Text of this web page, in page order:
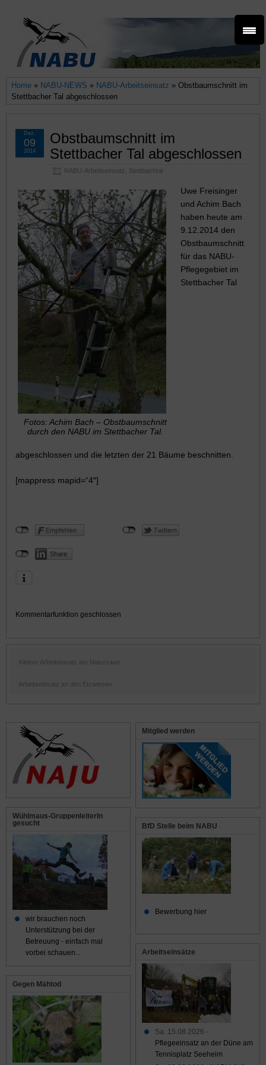
Home » NABU-NEWS » NABU-Arbeitseinsatz » Obstbaumschnitt im
Stettbacher Tal abgeschlossen
Obstbaumschnitt im
Stettbacher Tal abgeschlossen
NABU-Arbeitseinsatz Stettbachtal
Dez.
09
2014
Fotos: Achim Bach – Obstbaumschnitt
durch den NABU im Stettbacher Tal.
Uwe Freisinger
und Achim Bach
haben heute am
9.12.2014 den
Obstbaumschnitt
für das NABU-
Pflegegebiet im
Stettbacher Tal
abgeschlossen und die letzten der 21 Bäume beschnitten.
[mappress mapid=“4″]
Kommentarfunktion geschlossen
Kleiner Arbeiteinsatz am Naturzaun
Arbeitseinsatz an den Etzwiesen
Mitglied werden
BfD Stelle beim NABU
Bewerbung hier
Arbeitseinsätze
Sa. 15.08.2026 -
Pflegeeinsatz an der Düne am
Tennisplatz Seeheim
Wühlmaus-GruppenleiterIn
gesucht
wir brauchen noch
Unterstützung bei der
Betreuung - einfach mal
vorbei schauen...
Gegen Mähtod